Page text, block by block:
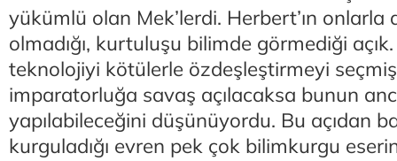
yükümlü olan Mek’lerdi. Herbert’ın onlarla
olmadığı, kurtuluşu bilimde görmediği
teknolojiyi kötülerle özdeşleştirmeyi
imparatorluğa savaş açılacaksa bunun
yapılabileceğini düşünüyordu. Bu açıdan
kurguladığı evren pek çok bilimkurgu